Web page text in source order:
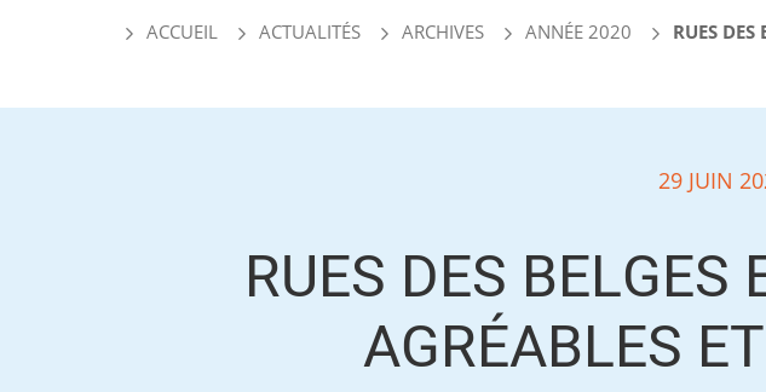
ACCUEIL ACTUALITÉS ARCHIVES ANNÉE 2020 RUES DES
29 JUIN
RUES DES BELGES
AGRÉABLES